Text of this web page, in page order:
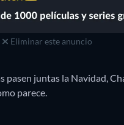
Eliminar este anuncio
pasen juntas la Navidad,
parece.